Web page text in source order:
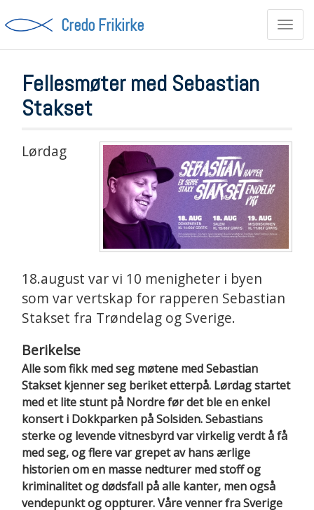
Credo Frikirke
Fellesmøter med Sebastian
Stakset
Lørdag
18.august var vi 10 menigheter i byen
som var vertskap for rapperen Sebastian
Stakset fra Trøndelag og Sverige.
Berikelse
Alle som fikk med seg møtene med Sebastian
Stakset kjenner seg beriket etterpå. Lørdag startet
med et lite stunt på Nordre før det ble en enkel
konsert i Dokkparken på Solsiden. Sebastians
sterke og levende vitnesbyrd var virkelig verdt å få
med seg, og flere var grepet av hans ærlige
historien om en masse nedturer med stoff og
kriminalitet og dødsfall på alle kanter, men også
vendepunkt og oppturer. Våre venner fra Sverige